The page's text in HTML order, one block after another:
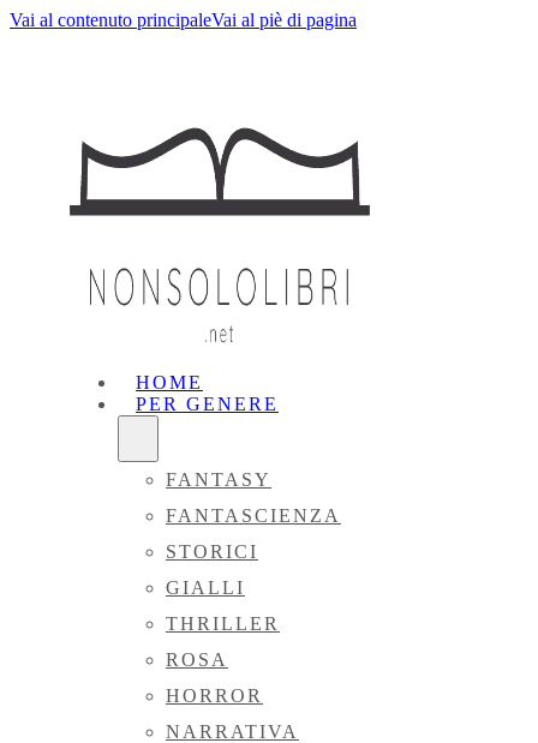
Vai al contenuto principaleVai al piè di pagina
HOME
PER GENERE
FANTASY
FANTASCIENZA
STORICI
GIALLI
THRILLER
ROSA
HORROR
NARRATIVA